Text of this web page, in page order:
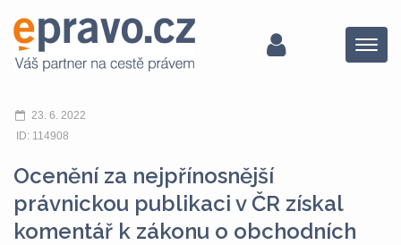
Menu
23. 6. 2022
ID: 114908
Ocenění za nejpřínosnější
právnickou publikaci v ČR získal
komentář k zákonu o obchodních